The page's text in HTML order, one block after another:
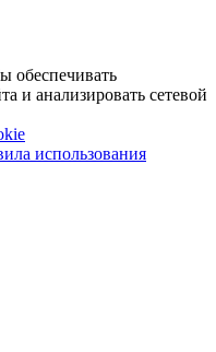
обеспечивать
и анализировать сетевой
использования